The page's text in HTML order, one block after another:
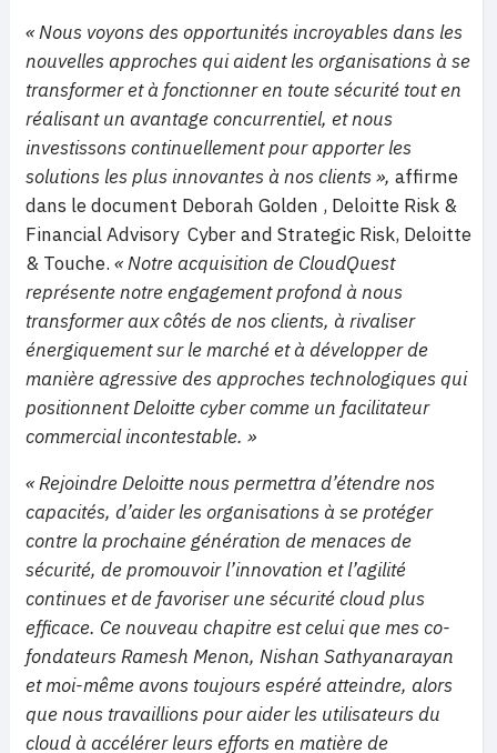
« Nous voyons des opportunités incroyables dans les
nouvelles approches qui aident les organisations à se
transformer et à fonctionner en toute sécurité tout en
réalisant un avantage concurrentiel, et nous
investissons continuellement pour apporter les
solutions les plus innovantes à nos clients », affirme
dans le document Deborah Golden , Deloitte Risk &
Financial Advisory Cyber ​​and Strategic Risk, Deloitte
& Touche. « Notre acquisition de CloudQuest
représente notre engagement profond à nous
transformer aux côtés de nos clients, à rivaliser
énergiquement sur le marché et à développer de
manière agressive des approches technologiques qui
positionnent Deloitte cyber comme un facilitateur
commercial incontestable. »
« Rejoindre Deloitte nous permettra d’étendre nos
capacités, d’aider les organisations à se protéger
contre la prochaine génération de menaces de
sécurité, de promouvoir l’innovation et l’agilité
continues et de favoriser une sécurité cloud plus
efficace. Ce nouveau chapitre est celui que mes co-
fondateurs Ramesh Menon, Nishan Sathyanarayan
et moi-même avons toujours espéré atteindre, alors
que nous travaillions pour aider les utilisateurs du
cloud à accélérer leurs efforts en matière de